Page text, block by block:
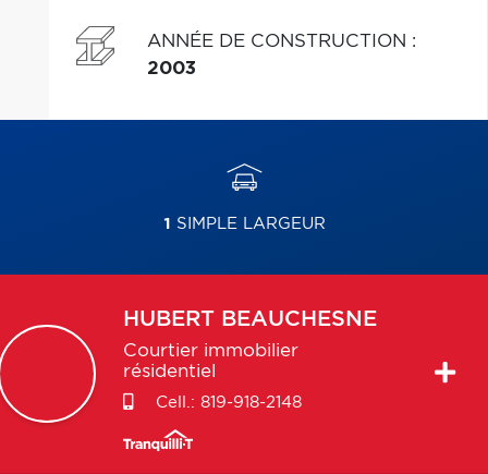
ANNÉE DE CONSTRUCTION :
2003
1 SIMPLE LARGEUR
HUBERT BEAUCHESNE
Courtier immobilier
résidentiel
Cell.: 819-918-2148